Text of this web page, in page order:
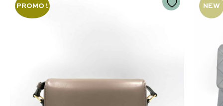
PROMO ! NEW